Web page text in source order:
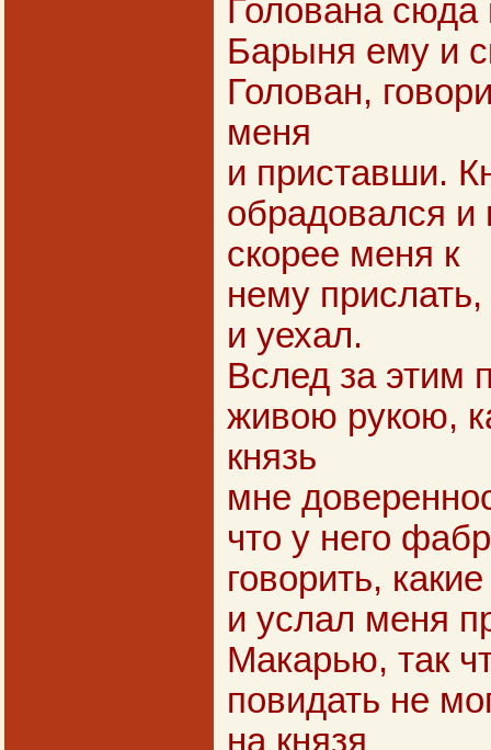
Голована сюда
Барыня ему и
Голован,
меня
и приставши.
обрадовался и
скорее меня к
нему
и уехал.
Вслед за этим
живою рукою,
князь
мне
что у него
говорить,
и услал меня
Макарью, так
повидать не
на князя